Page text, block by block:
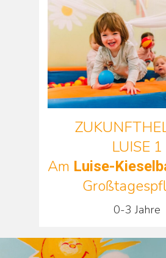
LUISE 1
Am Luise-
0-3 Jahre